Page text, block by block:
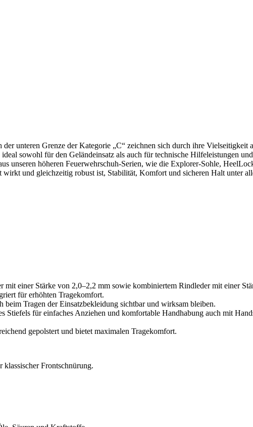
unteren Grenze der Kategorie „C“ zeichnen sich durch ihre
sowohl für den Geländeinsatz als auch für technische Hilfeleistungen
unseren höheren Feuerwehrschuh-Serien, wie die Explorer-Sohle,
und gleichzeitig robust ist, Stabilität, Komfort und sicheren Halt unter
mit einer Stärke von 2,0–2,2 mm sowie kombiniertem Rindleder mit einer
für erhöhten Tragekomfort.
beim Tragen der Einsatzbekleidung sichtbar und wirksam bleiben.
Stiefels für einfaches Anziehen und komfortable Handhabung auch mit
gepolstert und bietet maximalen Tragekomfort.
klassischer Frontschnürung.